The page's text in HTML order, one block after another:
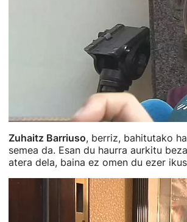
Zuhaitz Barriuso, berriz, bahitutako
semea da. Esan du haurra aurkitu
atera dela, baina ez omen du ezer